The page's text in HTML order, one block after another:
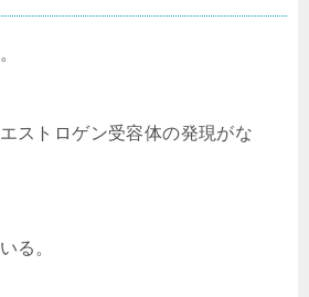
ストロゲン受容体の発現がな
る。